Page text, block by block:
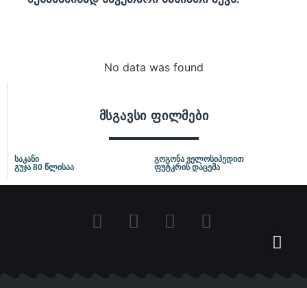
No data was found
მსგავსი ფილმები
საკანი
გოგონა ველოსიპედით
გუჯა 80 წლისაა
ფუტკრის დაცემა